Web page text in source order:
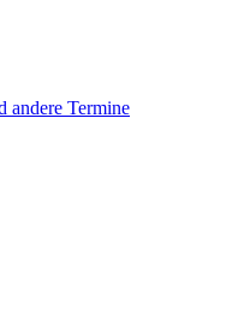
andere Termine